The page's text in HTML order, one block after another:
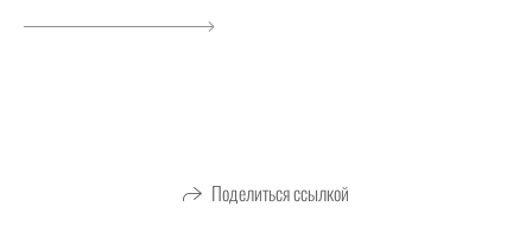
Поделиться ссылкой